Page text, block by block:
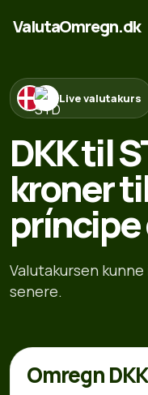
ValutaOmregn.dk
Live valutakurs
DKK til
kroner
príncipe
Valutakursen
senere.
Omregn